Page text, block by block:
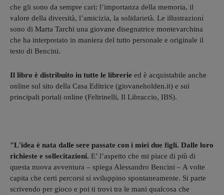
che gli sono da sempre cari: l’importanza della memoria, il
valore della diversità, l’amicizia, la solidarietà. Le illustrazioni
sono di Marta Tarchi una giovane disegnatrice montevarchina
che ha interpretato in maniera del tutto personale e originale il
testo di Bencini.
Il libro è distribuito in tutte le librerie ed è acquistabile anche
online sul sito della Casa Editrice (giovaneholden.it) e sui
principali portali online (Feltrinelli, Il Libraccio, IBS).
"L'idea è nata dalle sere passate con i miei due figli. Dalle loro
richieste e sollecitazioni. E’ l’aspetto che mi piace di più di
questa nuova avventura – spiega Alessandro Bencini – A volte
capita che certi percorsi si sviluppino spontaneamente. Si parte
scrivendo per gioco e poi ti trovi tra le mani qualcosa che